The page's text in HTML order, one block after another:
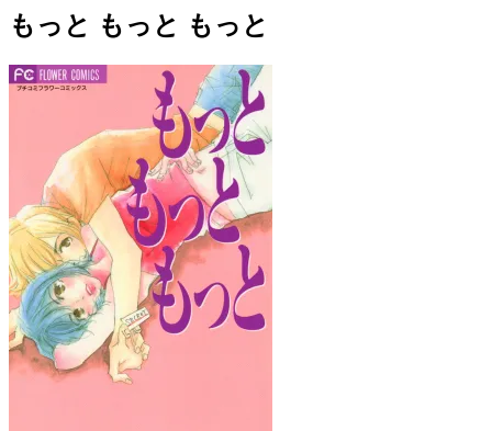
もっと もっと もっと